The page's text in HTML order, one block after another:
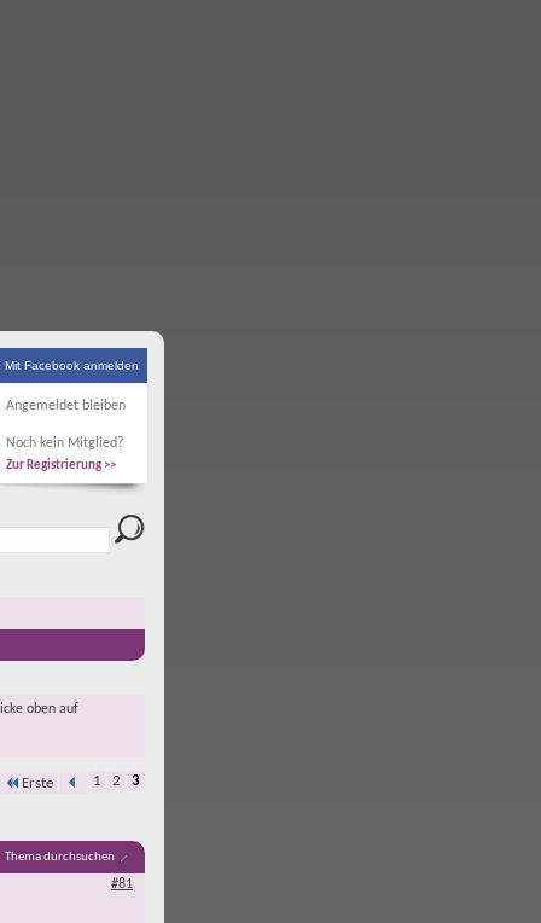
Mit Facebook anmelden
Angemeldet bleiben
Noch kein Mitglied?
Zur Registrierung >>
oben auf
Erste 1 2 3
Thema durchsuchen
#81